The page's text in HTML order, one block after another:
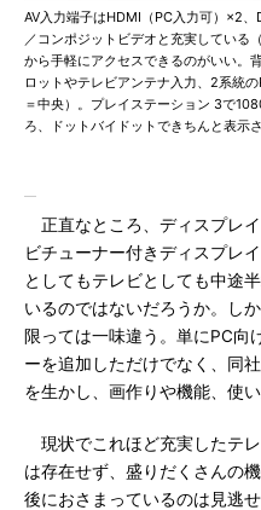
AV入力端子はHDMI（PC入力可）×2、
／コンポジットビデオと充実している
から手軽にアクセスできるのがいい。
ロットやテレビアンテナ入力、2系統
＝中央）。プレイステーション 3で
ろ、ドットバイドットできちんと表示
正直なところ、ディスプレ
ビチューナー付きディスプレ
としてもテレビとしても中途
いるのではないだろうか。し
限っては一味違う。単にPC向
ーを追加しただけでなく、同
を生かし、画作りや機能、使
現状でこれほど充実したテ
は存在せず、盛りだくさんの
後におさまっているのは見逃